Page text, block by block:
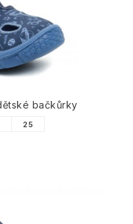
bačkůrky
25